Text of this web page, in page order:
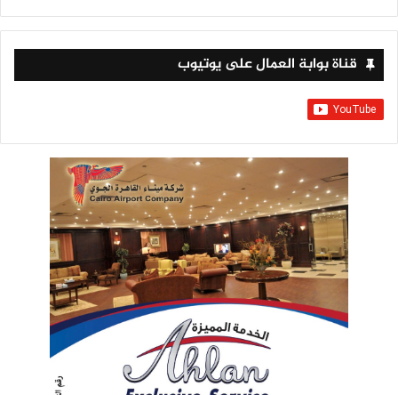
قناة بوابة العمال على يوتيوب